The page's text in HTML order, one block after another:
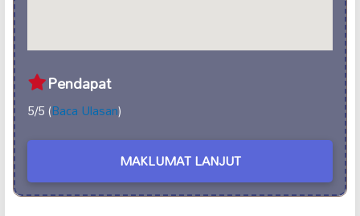
Pendapat
5/5 (Baca Ulasan)
MAKLUMAT LANJUT